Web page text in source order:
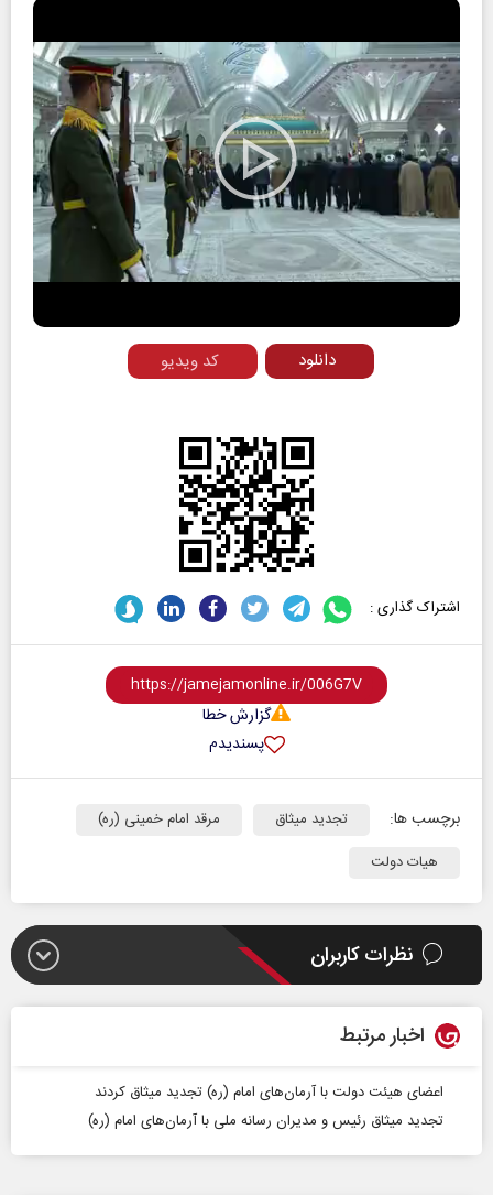
Play
Video
کد ویدیو دانلود
اشتراک گذاری :
گزارش خطا
پسندیدم
برچسب ها: تجدید میثاق
مرقد امام خمینی (ره)
هیات دولت
نظرات کاربران
اخبار مرتبط
اعضای هیئت دولت با آرمان‌های امام (ره) تجدید میثاق کردند
تجدید میثاق رئیس و مدیران رسانه ملی با آرمان‌های امام (ره)